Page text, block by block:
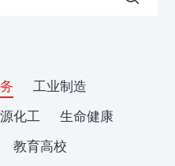
工业制造
化工
生命健康
教育高校